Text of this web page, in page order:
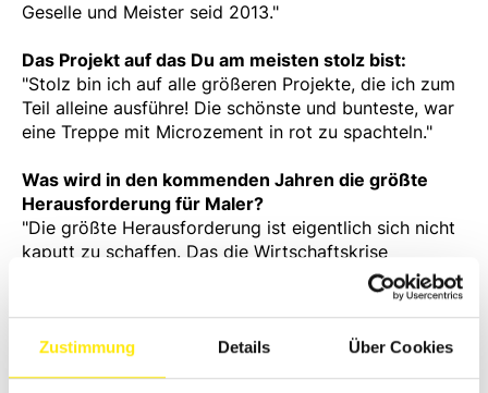
Zustimmung Details Über Cookies
Geselle und Meister seid 2013."
Das Projekt auf das Du am meisten stolz bist:
"Stolz bin ich auf alle größeren Projekte, die ich zum
Teil alleine ausführe! Die schönste und bunteste, war
eine Treppe mit Microzement in rot zu spachteln."
Was wird in den kommenden Jahren die größte
Herausforderung für Maler?
"Die größte Herausforderung ist eigentlich sich nicht
kaputt zu schaffen. Das die Wirtschaftskrise
Was stresst dich am Arbeitsalltag am meisten und
was feierst du am meisten?
"Stress ist, wenn mein Bus zu klein ist für das, was ich